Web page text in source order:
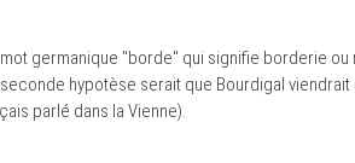
germanique "borde" qui signifie borderie ou
hypotèse serait que Bourdigal
parlé dans la Vienne).